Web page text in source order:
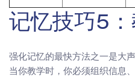
记忆技巧5
强化记忆的最快方法之一是大声
当你教学时，你必须组织信息